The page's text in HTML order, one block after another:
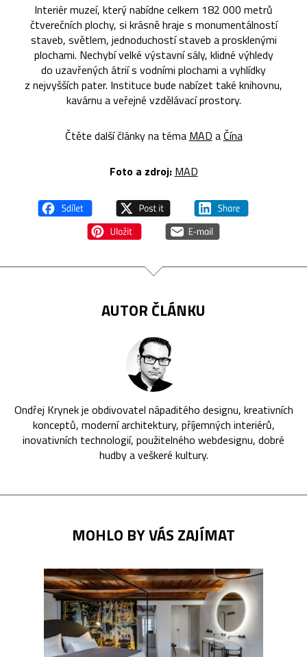
Interiér muzeí, který nabídne celkem 182 000 metrů
čtverečních plochy, si krásně hraje s monumentálností
staveb, světlem, jednoduchostí staveb a prosklenými
plochami. Nechybí velké výstavní sály, klidné výhledy
do uzavřených átrií s vodními plochami a vyhlídky
z nejvyšších pater. Instituce bude nabízet také knihovnu,
kavárnu a veřejné vzdělávací prostory.
Čtěte další články na téma MAD a Čína
Foto a zdroj: MAD
AUTOR ČLÁNKU
Ondřej Krynek je obdivovatel nápaditého designu, kreativních
konceptů, moderní architektury, příjemných interiérů,
inovativních technologií, použitelného webdesignu, dobré
hudby a veškeré kultury.
MOHLO BY VÁS ZAJÍMAT